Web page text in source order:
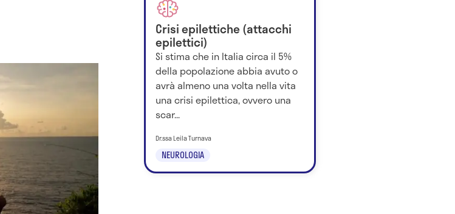
Crisi epilettiche (attacchi
epilettici)
Si stima che in Italia circa il 5%
della popolazione abbia avuto o
avrà almeno una volta nella vita
una crisi epilettica, ovvero una
scar...
NEUROLOGIA
Dr.ssa Leila Turnava